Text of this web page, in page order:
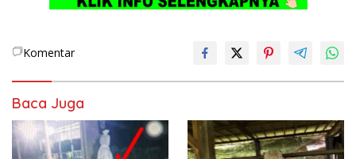
Komentar
Baca Juga